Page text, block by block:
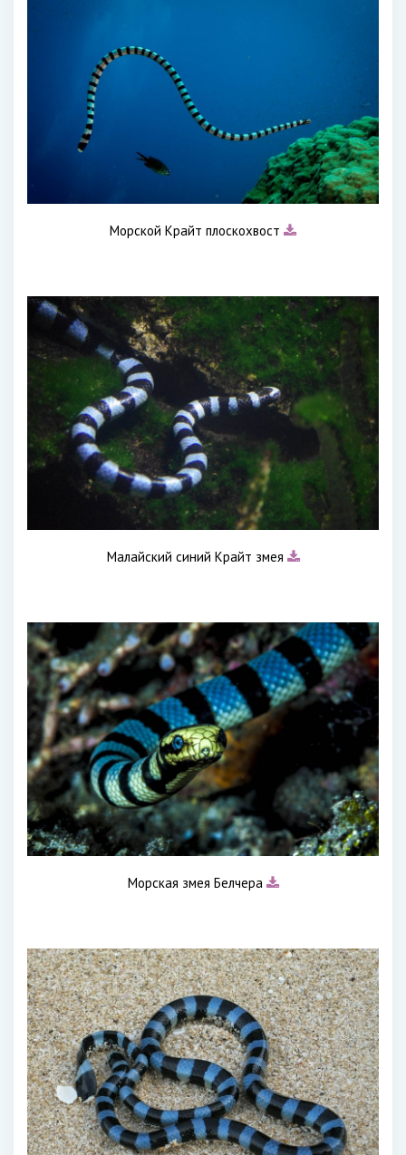
Морской Крайт плоскохвост
Малайский синий Крайт змея
Морская змея Белчера